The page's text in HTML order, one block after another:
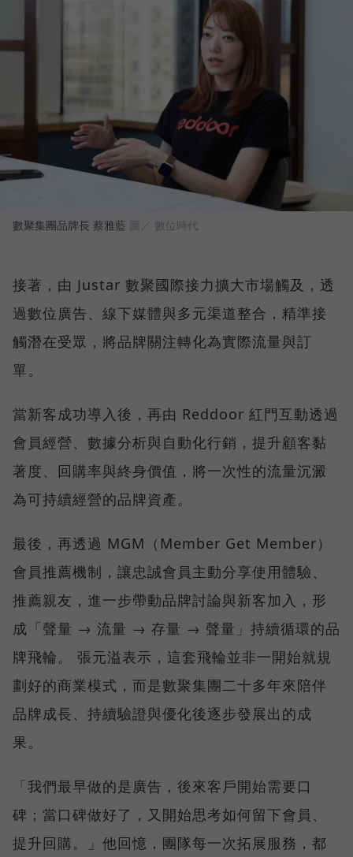
數聚集團品牌長 蔡雅藍 圖／ 數位時代
接著，由 Justar 數聚國際接力擴大市場觸及，透
過數位廣告、線下媒體與多元渠道整合，精準接
觸潛在受眾，將品牌關注轉化為實際流量與訂
單。
當新客成功導入後，再由 Reddoor 紅門互動透過
會員經營、數據分析與自動化行銷，提升顧客黏
著度、回購率與終身價值，將一次性的流量沉澱
為可持續經營的品牌資產。
最後，再透過 MGM（Member Get Member）
會員推薦機制，讓忠誠會員主動分享使用體驗、
推薦親友，進一步帶動品牌討論與新客加入，形
成「聲量 → 流量 → 存量 → 聲量」持續循環的品
牌飛輪。 張元溢表示，這套飛輪並非一開始就規
劃好的商業模式，而是數聚集團二十多年來陪伴
品牌成長、持續驗證與優化後逐步發展出的成
果。
「我們最早做的是廣告，後來客戶開始需要口
碑；當口碑做好了，又開始思考如何留下會員、
提升回購。」他回憶，團隊每一次拓展服務，都